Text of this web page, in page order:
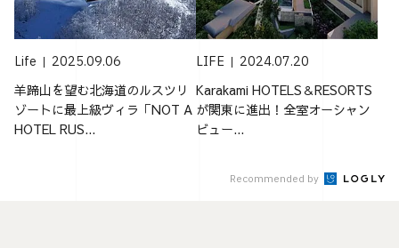
Life 2025.09.06
羊蹄山を望む北海道のルスツリ
ゾートに最上級ヴィラ「NOT A
HOTEL RUS...
LIFE 2024.07.20
Karakami HOTELS＆RESORTS
が関東に進出！全室オーシャン
ビュー...
Recommended by